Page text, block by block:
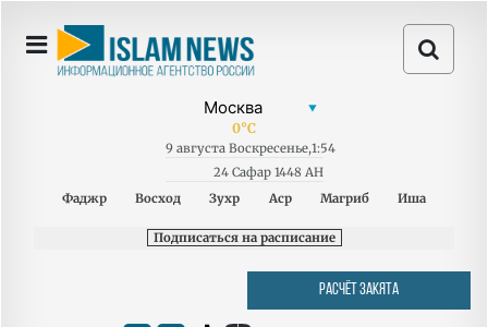
0°C
9 августа Воскресенье,1:54
24 Сафар 1448 AH
Фаджр
Восход Зухр Аср Магриб Иша
Подписаться на расписание
РАСЧЁТ ЗАКЯТА